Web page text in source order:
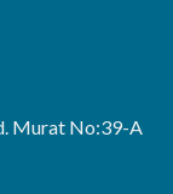
Murat No:39-A